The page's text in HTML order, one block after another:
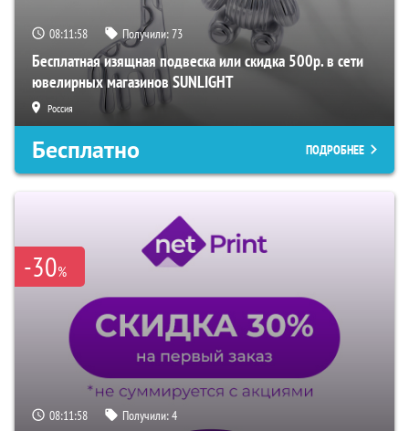
08:11:57 Получили:73
Бесплатная изящная подвеска или скидка 500р. в сети
ювелирных магазинов SUNLIGHT
Россия
Бесплатно ПОДРОБНЕЕ
-30%
08:11:57 Получили:4